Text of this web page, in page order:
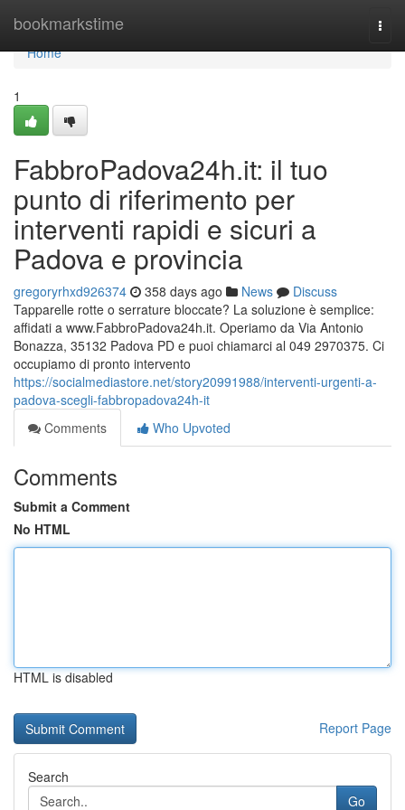
bookmarkstime
Home
Home
1
FabbroPadova24h.it: il tuo
punto di riferimento per
interventi rapidi e sicuri a
Padova e provincia
gregoryrhxd926374 358 days ago News
Discuss
Tapparelle rotte o serrature bloccate? La soluzione è semplice:
affidati a www.FabbroPadova24h.it. Operiamo da Via Antonio
Bonazza, 35132 Padova PD e puoi chiamarci al 049 2970375. Ci
occupiamo di pronto intervento
https://socialmediastore.net/story20991988/interventi-urgenti-a-
padova-scegli-fabbropadova24h-it
Comments
Who Upvoted
Comments
Submit a Comment
No HTML
HTML is disabled
Report Page
Search
Go